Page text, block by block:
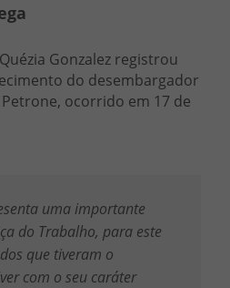
Gonzalez registrou
do desembargador
ocorrido em 17 de
uma importante
do Trabalho, para este
que tiveram o
com o seu caráter